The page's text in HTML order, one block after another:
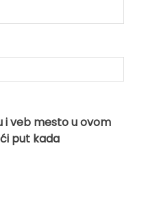
i veb mesto u ovom
put kada